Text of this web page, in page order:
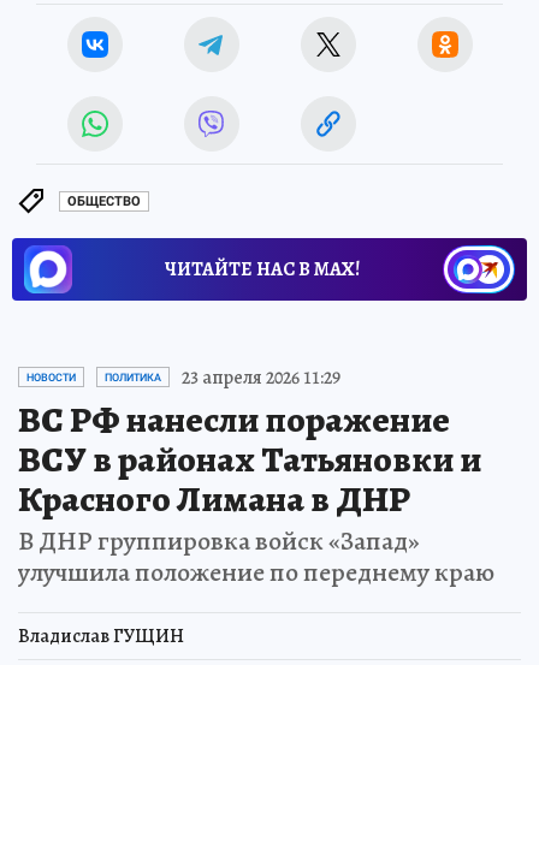
ОБЩЕСТВО
ЧИТАЙТЕ НАС В МАХ!
НОВОСТИ ПОЛИТИКА 23 апреля 2026 11:29
ВС РФ нанесли поражение
ВСУ в районах Татьяновки и
Красного Лимана в ДНР
В ДНР группировка войск «Запад»
улучшила положение по переднему краю
Владислав ГУЩИН